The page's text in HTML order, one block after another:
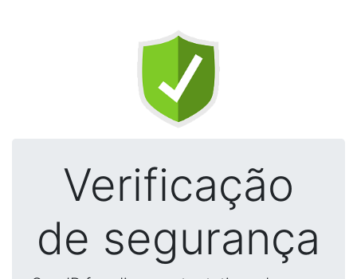
Verificação
de segurança